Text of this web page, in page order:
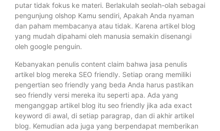
putar tidak fokus ke materi. Berlakulah seolah-olah sebagai
pengunjung olshop Kamu sendiri, Apakah Anda nyaman
dan paham membacanya atau tidak. Karena artikel blog
yang mudah dipahami oleh manusia semakin disenangi
oleh google penguin.
Kebanyakan penulis content claim bahwa jasa penulis
artikel blog mereka SEO friendly. Setiap orang memiliki
pengertian seo friendly yang beda Anda harus pastikan
seo friendly versi mereka itu seperti apa. Ada yang
menganggap artikel blog itu seo friendly jika ada exact
keyword di awal, di setiap paragrap, dan di akhir artikel
blog. Kemudian ada juga yang berpendapat memberikan